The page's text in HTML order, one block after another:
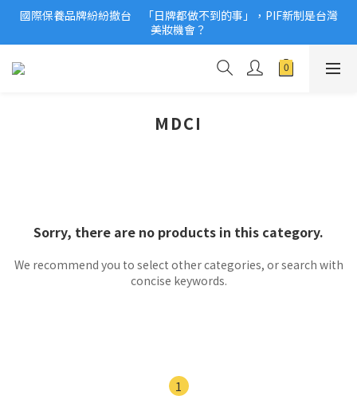
2026美妝小樣、試用品變少？PIF化妝品身分證7月上路！消費者
必懂5觀念
國際保養品牌紛紛撤台　「日牌都做不到的事」，PIF新制是台灣
美妝機會？
2026美妝小樣、試用品變少？PIF化妝品身分證7月上路！消費者
MDCI
Sorry, there are no products in this category.
We recommend you to select other categories, or search with
concise keywords.
1